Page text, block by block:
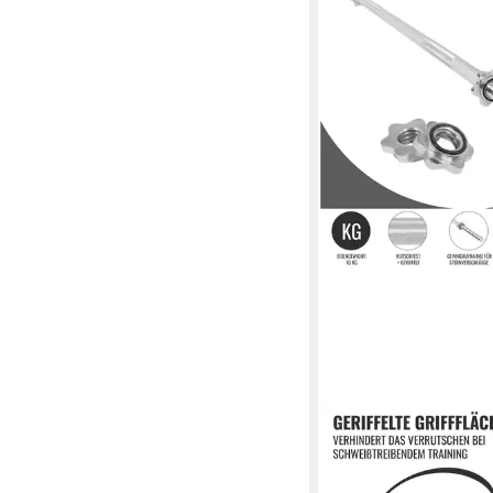
GORILLA SPORTS
Langhantelstange
170 cm mit
42,99 €